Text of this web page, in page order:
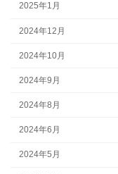
2025年1月
2024年12月
2024年10月
2024年9月
2024年8月
2024年6月
2024年5月